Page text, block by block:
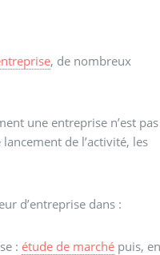
, de nombreux
une entreprise n’est pas
de l’activité, les
d’entreprise dans :
: étude de marchépuis, en